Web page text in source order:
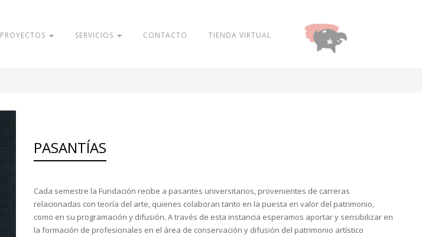
PROYECTOS SERVICIOS CONTACTO TIENDA VIRTUAL
PASANTÍAS
Cada semestre la Fundación recibe a pasantes universitarios, provenientes de carreras
relacionadas con teoría del arte, quienes colaboran tanto en la puesta en valor del patrimonio,
como en su programación y difusión. A través de esta instancia esperamos aportar y sensibilizar en
la formación de profesionales en el área de conservación y difusión del patrimonio artístico